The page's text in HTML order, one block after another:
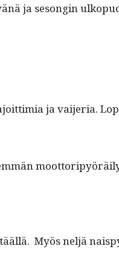
ja sesongin
ja vai­je­ria.
Myös neljä